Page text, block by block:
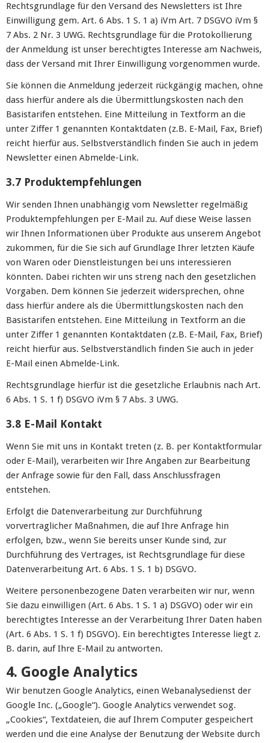
Rechtsgrundlage für den Versand des Newsletters ist Ihre
Einwilligung gem. Art. 6 Abs. 1 S. 1 a) iVm Art. 7 DSGVO iVm §
7 Abs. 2 Nr. 3 UWG. Rechtsgrundlage für die Protokollierung
der Anmeldung ist unser berechtigtes Interesse am Nachweis,
dass der Versand mit Ihrer Einwilligung vorgenommen wurde.
Sie können die Anmeldung jederzeit rückgängig machen, ohne
dass hierfür andere als die Übermittlungskosten nach den
Basistarifen entstehen. Eine Mitteilung in Textform an die
unter Ziffer 1 genannten Kontaktdaten (z.B. E-Mail, Fax, Brief)
reicht hierfür aus. Selbstverständlich finden Sie auch in jedem
Newsletter einen Abmelde-Link.
3.7 Produktempfehlungen
Wir senden Ihnen unabhängig vom Newsletter regelmäßig
Produktempfehlungen per E-Mail zu. Auf diese Weise lassen
wir Ihnen Informationen über Produkte aus unserem Angebot
zukommen, für die Sie sich auf Grundlage Ihrer letzten Käufe
von Waren oder Dienstleistungen bei uns interessieren
könnten. Dabei richten wir uns streng nach den gesetzlichen
Vorgaben. Dem können Sie jederzeit widersprechen, ohne
dass hierfür andere als die Übermittlungskosten nach den
Basistarifen entstehen. Eine Mitteilung in Textform an die
unter Ziffer 1 genannten Kontaktdaten (z.B. E-Mail, Fax, Brief)
reicht hierfür aus. Selbstverständlich finden Sie auch in jeder
E-Mail einen Abmelde-Link.
Rechtsgrundlage hierfür ist die gesetzliche Erlaubnis nach Art.
6 Abs. 1 S. 1 f) DSGVO iVm § 7 Abs. 3 UWG.
3.8 E-Mail Kontakt
Wenn Sie mit uns in Kontakt treten (z. B. per Kontaktformular
oder E-Mail), verarbeiten wir Ihre Angaben zur Bearbeitung
der Anfrage sowie für den Fall, dass Anschlussfragen
entstehen.
Erfolgt die Datenverarbeitung zur Durchführung
vorvertraglicher Maßnahmen, die auf Ihre Anfrage hin
erfolgen, bzw., wenn Sie bereits unser Kunde sind, zur
Durchführung des Vertrages, ist Rechtsgrundlage für diese
Datenverarbeitung Art. 6 Abs. 1 S. 1 b) DSGVO.
Weitere personenbezogene Daten verarbeiten wir nur, wenn
Sie dazu einwilligen (Art. 6 Abs. 1 S. 1 a) DSGVO) oder wir ein
berechtigtes Interesse an der Verarbeitung Ihrer Daten haben
(Art. 6 Abs. 1 S. 1 f) DSGVO). Ein berechtigtes Interesse liegt z.
B. darin, auf Ihre E-Mail zu antworten.
4. Google Analytics
Wir benutzen Google Analytics, einen Webanalysedienst der
Google Inc. („Google“). Google Analytics verwendet sog.
„Cookies“, Textdateien, die auf Ihrem Computer gespeichert
werden und die eine Analyse der Benutzung der Website durch